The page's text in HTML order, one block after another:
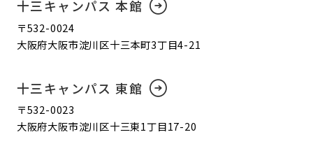
十三キャンパス 本館
〒532-0024
大阪府大阪市淀川区十三本町3丁目4-21
十三キャンパス 東館
〒532-0023
大阪府大阪市淀川区十三東1丁目17-20